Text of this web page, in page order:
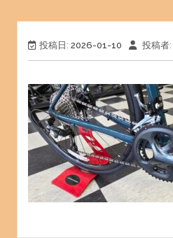
投稿日: 2026-01-10 投稿者: